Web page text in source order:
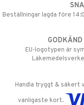
Beställningar lagda före
EU-logotypen är
Handla tryggt & säkert
vanligaste kort.